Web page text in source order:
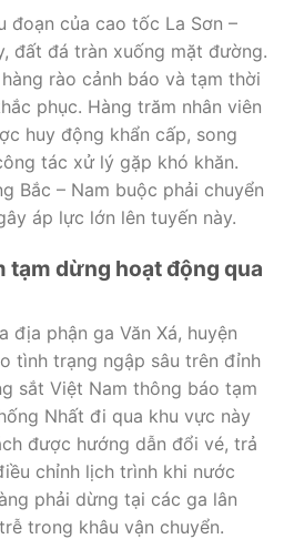
đoạn của cao tốc La Sơn –
đất đá tràn xuống mặt đường.
rào cảnh báo và tạm thời
phục. Hàng trăm nhân viên
huy động khẩn cấp, song
tác xử lý gặp khó khăn.
Bắc – Nam buộc phải chuyển
áp lực lớn lên tuyến này.
tạm dừng hoạt động qua
địa phận ga Văn Xá, huyện
tình trạng ngập sâu trên đỉnh
sắt Việt Nam thông báo tạm
Nhất đi qua khu vực này
được hướng dẫn đổi vé, trả
chỉnh lịch trình khi nước
phải dừng tại các ga lân
trong khâu vận chuyển.